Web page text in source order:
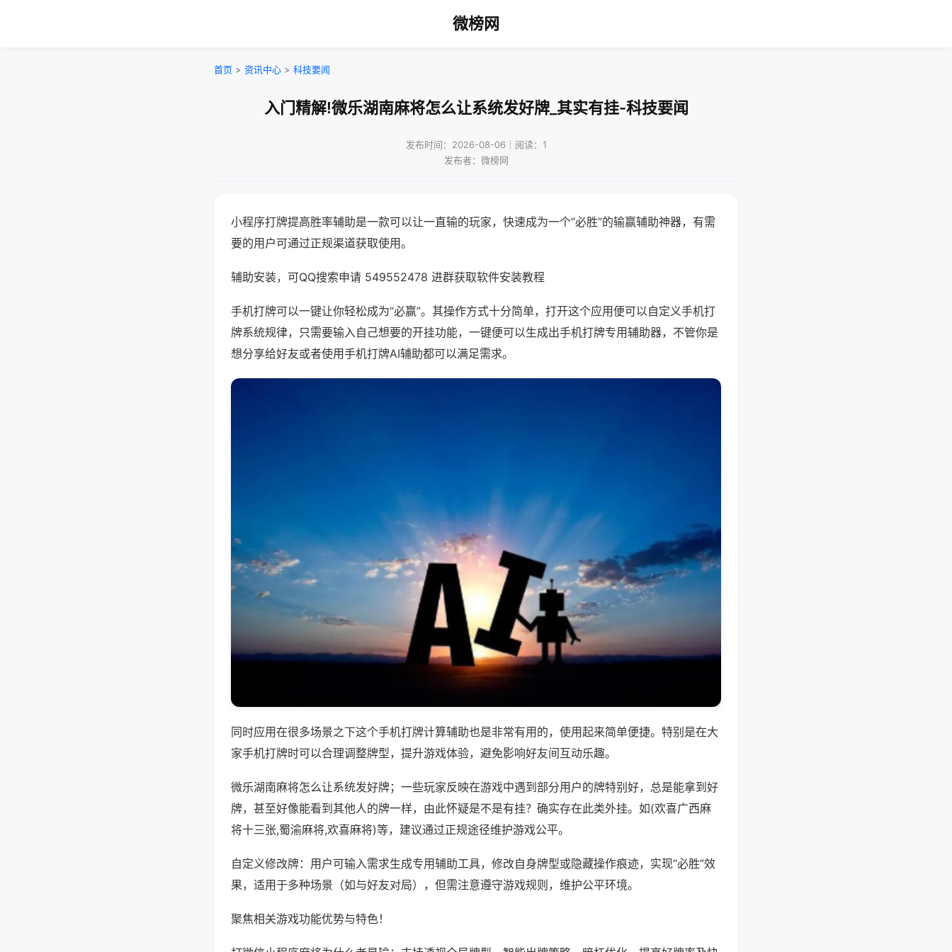
微榜网
首页 > 资讯中心 > 科技要闻
入门精解!微乐湖南麻将怎么让系统发好牌_其实有挂-科技要闻
发布时间：2026-08-06｜阅读：1
发布者：微榜网
小程序打牌提高胜率辅助是一款可以让一直输的玩家，快速成为一个“必胜”的输赢辅助神器，有需
要的用户可通过正规渠道获取使用。
辅助安装，可QQ搜索申请 549552478 进群获取软件安装教程
手机打牌可以一键让你轻松成为“必赢”。其操作方式十分简单，打开这个应用便可以自定义手机打
牌系统规律，只需要输入自己想要的开挂功能，一键便可以生成出手机打牌专用辅助器，不管你是
想分享给好友或者使用手机打牌AI辅助都可以满足需求。
同时应用在很多场景之下这个手机打牌计算辅助也是非常有用的，使用起来简单便捷。特别是在大
家手机打牌时可以合理调整牌型，提升游戏体验，避免影响好友间互动乐趣。
微乐湖南麻将怎么让系统发好牌；一些玩家反映在游戏中遇到部分用户的牌特别好，总是能拿到好
牌，甚至好像能看到其他人的牌一样，由此怀疑是不是有挂？确实存在此类外挂。如(欢喜广西麻
将十三张,蜀渝麻将,欢喜麻将)等，建议通过正规途径维护游戏公平。
自定义修改牌：用户可输入需求生成专用辅助工具，修改自身牌型或隐藏操作痕迹，实现“必胜”效
果，适用于多种场景（如与好友对局），但需注意遵守游戏规则，维护公平环境。
聚焦相关游戏功能优势与特色！